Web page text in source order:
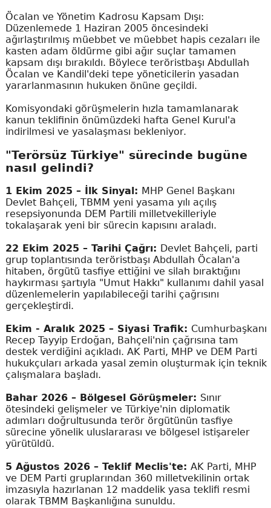
Öcalan ve Yönetim Kadrosu Kapsam Dışı:
Düzenlemede 1 Haziran 2005 öncesindeki
ağırlaştırılmış müebbet ve müebbet hapis cezaları ile
kasten adam öldürme gibi ağır suçlar tamamen
kapsam dışı bırakıldı. Böylece teröristbaşı Abdullah
Öcalan ve Kandil'deki tepe yöneticilerin yasadan
yararlanmasının hukuken önüne geçildi.
Komisyondaki görüşmelerin hızla tamamlanarak
kanun teklifinin önümüzdeki hafta Genel Kurul'a
indirilmesi ve yasalaşması bekleniyor.
"Terörsüz Türkiye" sürecinde bugüne
nasıl gelindi?
1 Ekim 2025 – İlk Sinyal: MHP Genel Başkanı
Devlet Bahçeli, TBMM yeni yasama yılı açılış
resepsiyonunda DEM Partili milletvekilleriyle
tokalaşarak yeni bir sürecin kapısını araladı.
22 Ekim 2025 – Tarihi Çağrı: Devlet Bahçeli, parti
grup toplantısında teröristbaşı Abdullah Öcalan'a
hitaben, örgütü tasfiye ettiğini ve silah bıraktığını
haykırması şartıyla "Umut Hakkı" kullanımı dahil yasal
düzenlemelerin yapılabileceği tarihi çağrısını
gerçekleştirdi.
Ekim - Aralık 2025 – Siyasi Trafik: Cumhurbaşkanı
Recep Tayyip Erdoğan, Bahçeli'nin çağrısına tam
destek verdiğini açıkladı. AK Parti, MHP ve DEM Parti
hukukçuları arkada yasal zemin oluşturmak için teknik
çalışmalara başladı.
Bahar 2026 – Bölgesel Görüşmeler: Sınır
ötesindeki gelişmeler ve Türkiye'nin diplomatik
adımları doğrultusunda terör örgütünün tasfiye
sürecine yönelik uluslararası ve bölgesel istişareler
yürütüldü.
5 Ağustos 2026 – Teklif Meclis'te: AK Parti, MHP
ve DEM Parti gruplarından 360 milletvekilinin ortak
imzasıyla hazırlanan 12 maddelik yasa teklifi resmi
olarak TBMM Başkanlığına sunuldu.